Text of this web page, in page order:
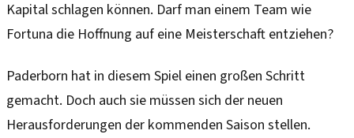
Kapital schlagen können. Darf man einem Team wie
Fortuna die Hoffnung auf eine Meisterschaft entziehen?
Paderborn hat in diesem Spiel einen großen Schritt
gemacht. Doch auch sie müssen sich der neuen
Herausforderungen der kommenden Saison stellen.